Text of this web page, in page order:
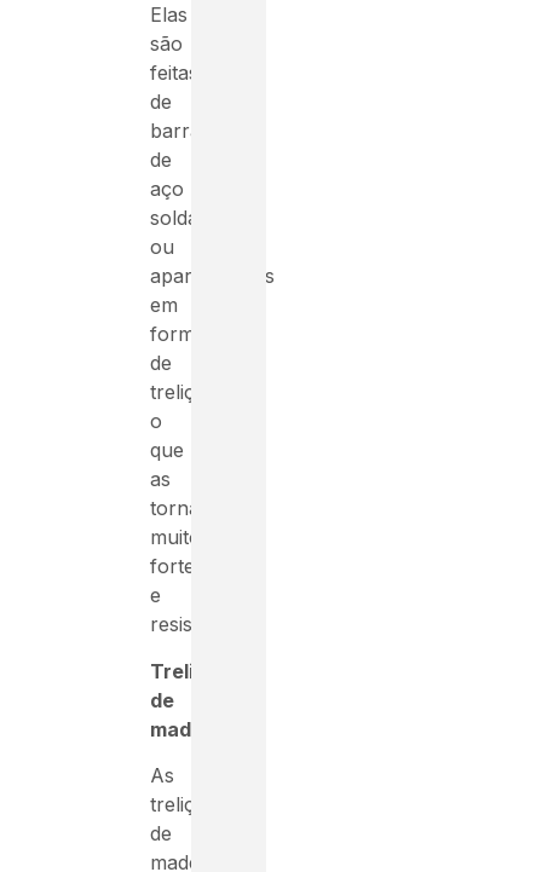
Elas
são
feitas
de
barras
de
aço
soldadas
ou
aparafusadas
em
forma
de
treliça,
o
que
as
torna
muito
fortes
e
resistentes.
Treliças
de
madeira
As
treliças
de
madeira